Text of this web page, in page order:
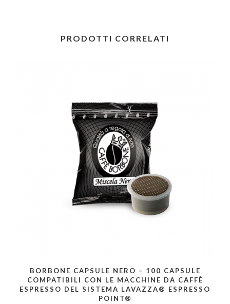
PRODOTTI CORRELATI
BORBONE CAPSULE NERO – 100 CAPSULE
COMPATIBILI CON LE MACCHINE DA CAFFÈ
ESPRESSO DEL SISTEMA LAVAZZA® ESPRESSO
POINT®